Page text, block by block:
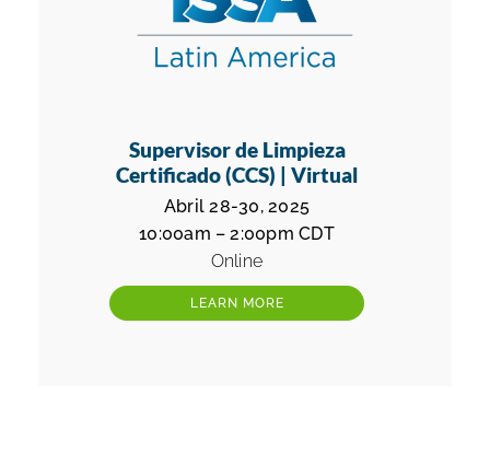
Supervisor de Limpieza
Certificado (CCS) | Virtual
Abril 28-30, 2025
10:00am – 2:00pm CDT
Online
LEARN MORE